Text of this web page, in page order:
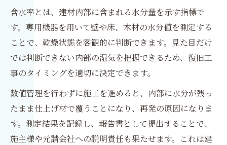
含水率とは、建材内部に含まれる水分量を示す指標で
す。専用機器を用いて壁や床、木材の水分値を測定する
ことで、乾燥状態を客観的に判断できます。見た目だけ
では判断できない内部の湿気を把握できるため、復旧工
事のタイミングを適切に決定できます。
数値管理を行わずに施工を進めると、内部に水分が残っ
たまま仕上げ材で覆うことになり、再発の原因になりま
す。測定結果を記録し、報告書として提出することで、
施主様や元請会社への説明責任も果たせます。これは建